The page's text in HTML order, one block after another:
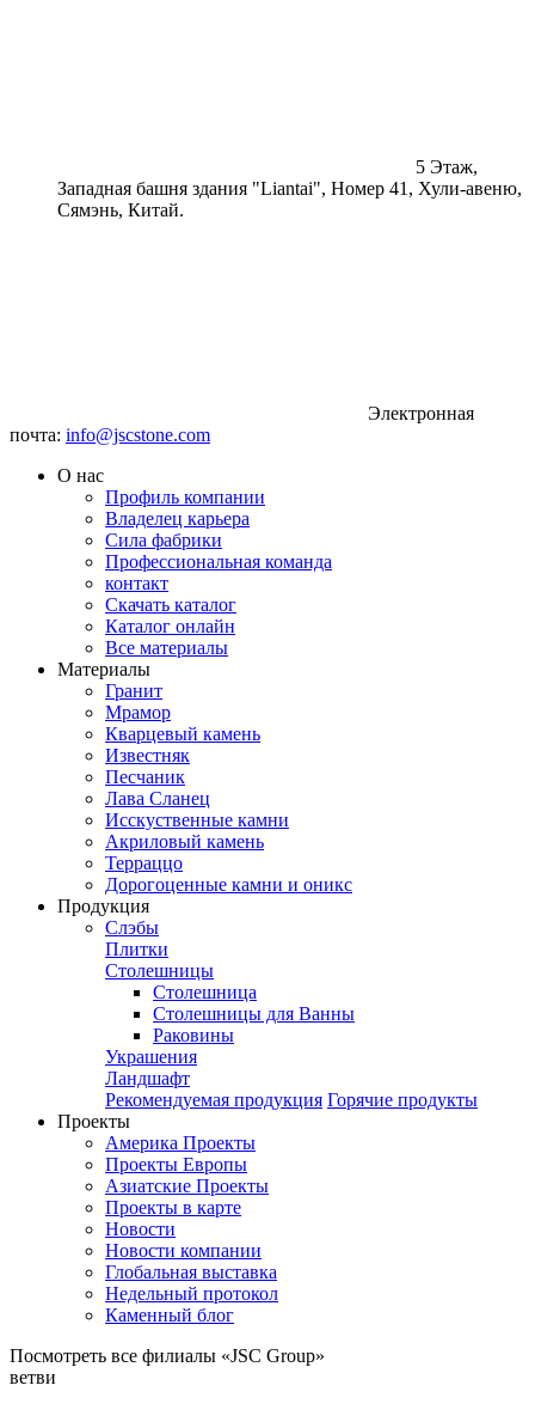
5 Этаж,
Западная башня здания "Liantai", Номер 41, Хули-авеню,
Сямэнь, Китай.
Электронная
почта: info@jscstone.com
О нас
Профиль компании
Владелец карьера
Сила фабрики
Профессиональная команда
контакт
Скачать каталог
Каталог онлайн
Все материалы
Материалы
Гранит
Мрамор
Кварцевый камень
Известняк
Песчаник
Лава Сланец
Исскуственные камни
Акриловый камень
Терраццо
Дорогоценные камни и оникс
Продукция
Слэбы
Плитки
Столешницы
Столешница
Столешницы для Ванны
Раковины
Украшения
Ландшафт
Рекомендуемая продукция Горячие продукты
Проекты
Америка Проекты
Проекты Европы
Азиатские Проекты
Проекты в карте
Новости
Новости компании
Глобальная выставка
Недельный протокол
Каменный блог
Посмотреть все филиалы «JSC Group»
ветви